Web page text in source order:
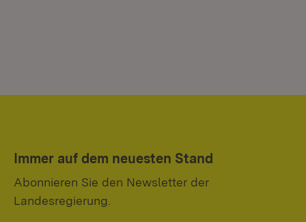
Immer auf dem neuesten Stand
Abonnieren Sie den Newsletter der
Landesregierung.